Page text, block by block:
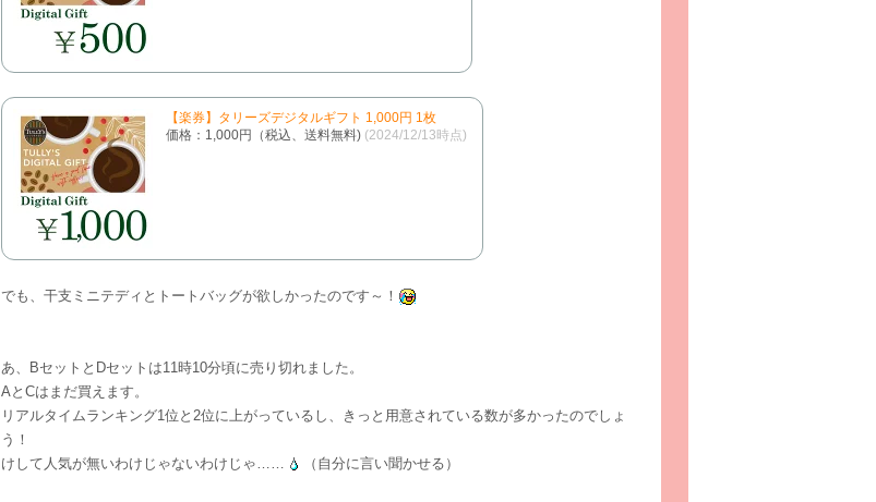
【楽券】タリーズデジタルギフト 1,000円 1枚
価格：1,000円（税込、送料無料) (2024/12/13時点)
でも、干支ミニテディとトートバッグが欲しかったのです～！
あ、BセットとDセットは11時10分頃に売り切れました。
AとCはまだ買えます。
リアルタイムランキング1位と2位に上がっているし、きっと用意されている数が多かったのでしょ
う！
けして人気が無いわけじゃないわけじゃ……
（自分に言い聞かせる）